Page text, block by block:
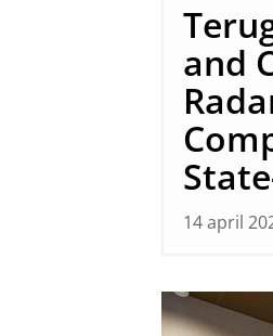
and
14 april